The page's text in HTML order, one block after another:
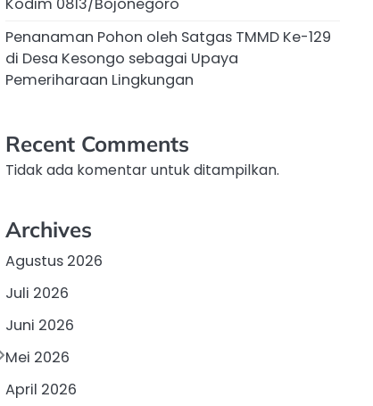
Kodim 0813/Bojonegoro
Penanaman Pohon oleh Satgas TMMD Ke-129
di Desa Kesongo sebagai Upaya
Pemeriharaan Lingkungan
Recent Comments
Tidak ada komentar untuk ditampilkan.
Archives
Agustus 2026
Juli 2026
Juni 2026
Mei 2026
April 2026